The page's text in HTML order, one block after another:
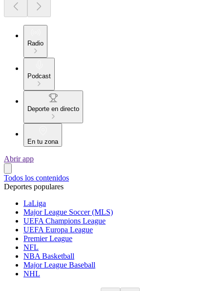
Radio
Podcast
Deporte en directo
En tu zona
Abrir app
Todos los contenidos
Deportes populares
LaLiga
Major League Soccer (MLS)
UEFA Champions League
UEFA Europa League
Premier League
NFL
NBA Basketball
Major League Baseball
NHL